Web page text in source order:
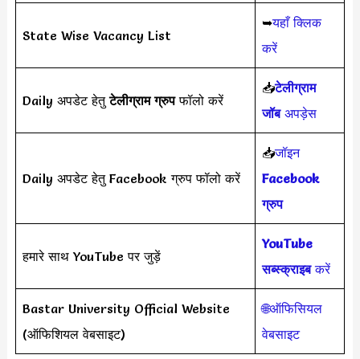
State Wise Vacancy List
➥यहाँ क्लिक
करें
Daily अपडेट हेतुटेलीग्राम ग्रुपफॉलो करें
📥टेलीग्राम
जॉबअपड़ेस
Daily अपडेट हेतु Facebook ग्रुप फॉलो करें
📥जॉइन
Facebook
ग्रुप
हमारे साथ YouTube पर जुड़ें
YouTube
सब्स्क्राइबकरें
Bastar University Official Website
(ऑफिशियल वेबसाइट)
🌐ऑफिसियल
वेबसाइट